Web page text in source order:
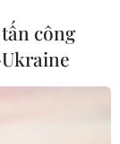
công